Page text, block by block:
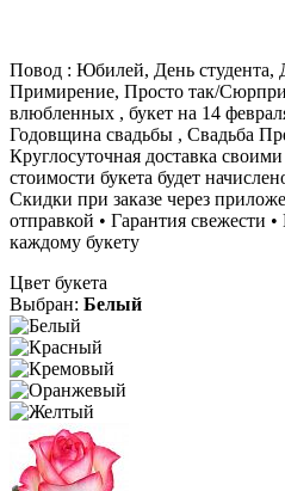
Повод : Юбилей, День студента,
Примирение, Просто так/
влюбленных , букет на 14
Годовщина свадьбы , Свадьба
Круглосуточная доставка
стоимости букета будет
Скидки при заказе через
отправкой • Гарантия свежести
каждому букету
Цвет букета
Выбран: Белый